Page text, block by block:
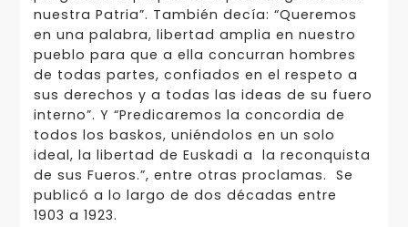
nuestra Patria”. También decía: “Queremos
en una palabra, libertad amplia en nuestro
pueblo para que a ella concurran hombres
de todas partes, confiados en el respeto a
sus derechos y a todas las ideas de su fuero
interno”. Y “Predicaremos la concordia de
todos los baskos, uniéndolos en un solo
ideal, la libertad de Euskadi a la reconquista
de sus Fueros.”, entre otras proclamas. Se
publicó a lo largo de dos décadas entre
1903 a 1923.